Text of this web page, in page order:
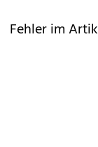
Fehler im